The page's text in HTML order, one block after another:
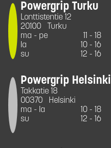
Powergrip Turku
Lonttistentie 12
20100
Turku
ma - pe
11 - 18
la
10 - 16
su
12 - 16
Powergrip Helsinki
Takkatie 18
00370
Helsinki
ma - la
10 - 18
su
12 - 16